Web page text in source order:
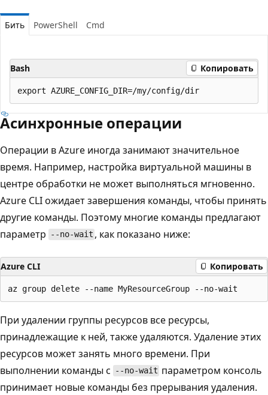
Бить PowerShell Cmd
Bash Копировать
Асинхронные операции
Операции в Azure иногда занимают значительное
время. Например, настройка виртуальной машины в
центре обработки не может выполняться мгновенно.
Azure CLI ожидает завершения команды, чтобы принять
другие команды. Поэтому многие команды предлагают
параметр
--no-wait , как показано ниже:
Azure CLI Копировать
При удалении группы ресурсов все ресурсы,
принадлежащие к ней, также удаляются. Удаление этих
ресурсов может занять много времени. При
выполнении команды с
--no-wait параметром консоль
принимает новые команды без прерывания удаления.